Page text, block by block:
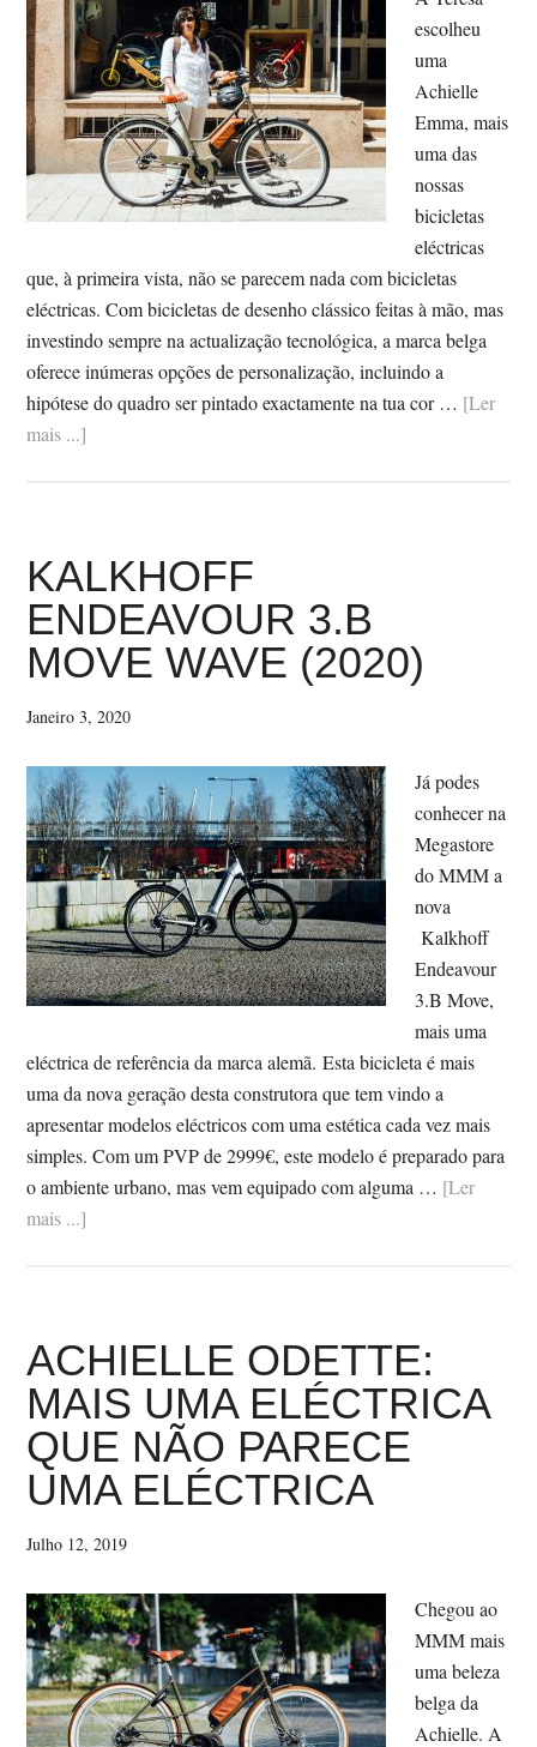
escolheu
uma
Achielle
Emma, mais
uma das
nossas
bicicletas
eléctricas
que, à primeira vista, não se parecem nada com bicicletas
eléctricas. Com bicicletas de desenho clássico feitas à mão, mas
investindo sempre na actualização tecnológica, a marca belga
oferece inúmeras opções de personalização, incluindo a
hipótese do quadro ser pintado exactamente na tua cor … [Ler
mais ...]
KALKHOFF
ENDEAVOUR 3.B
MOVE WAVE (2020)
Janeiro 3, 2020
Já podes
conhecer na
Megastore
do MMM a
nova
Kalkhoff
Endeavour
3.B Move,
mais uma
eléctrica de referência da marca alemã. Esta bicicleta é mais
uma da nova geração desta construtora que tem vindo a
apresentar modelos eléctricos com uma estética cada vez mais
simples. Com um PVP de 2999€, este modelo é preparado para
o ambiente urbano, mas vem equipado com alguma … [Ler
mais ...]
WAVE
(2020)
ACHIELLE ODETTE:
MAIS UMA ELÉCTRICA
QUE NÃO PARECE
UMA ELÉCTRICA
Julho 12, 2019
Chegou ao
MMM mais
uma beleza
belga da
Achielle. A